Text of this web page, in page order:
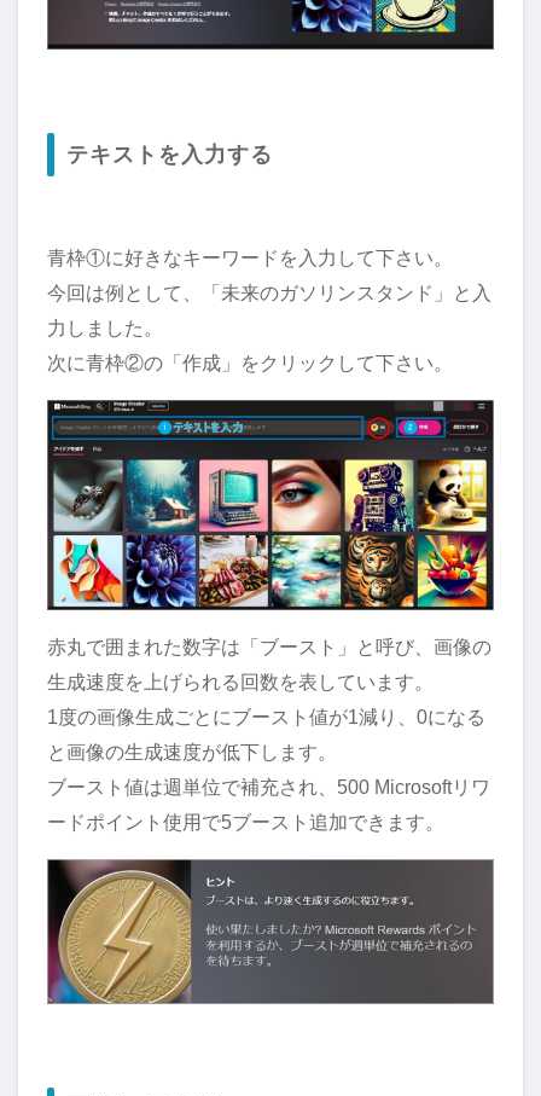
テキストを入力する
青枠①に好きなキーワードを入力して下さい。
今回は例として、「未来のガソリンスタンド」と入
力しました。
次に青枠②の「作成」をクリックして下さい。
赤丸で囲まれた数字は「ブースト」と呼び、画像の
生成速度を上げられる回数を表しています。
1度の画像生成ごとにブースト値が1減り、0になる
と画像の生成速度が低下します。
ブースト値は週単位で補充され、500 Microsoftリワ
ードポイント使用で5ブースト追加できます。